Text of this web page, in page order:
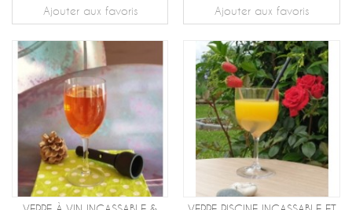
Ajouter aux favoris Ajouter aux favoris